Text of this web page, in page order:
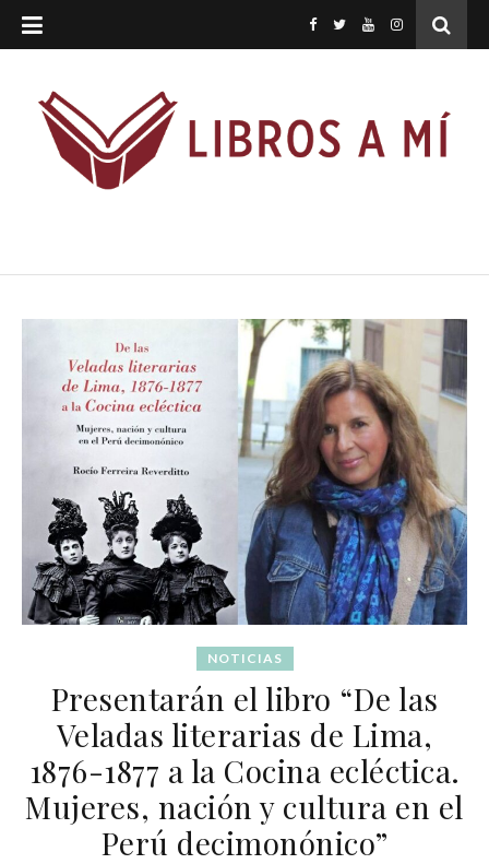
NOTICIAS
Presentarán el libro “De las
Veladas literarias de Lima,
1876-1877 a la Cocina ecléctica.
Mujeres, nación y cultura en el
Perú decimonónico”